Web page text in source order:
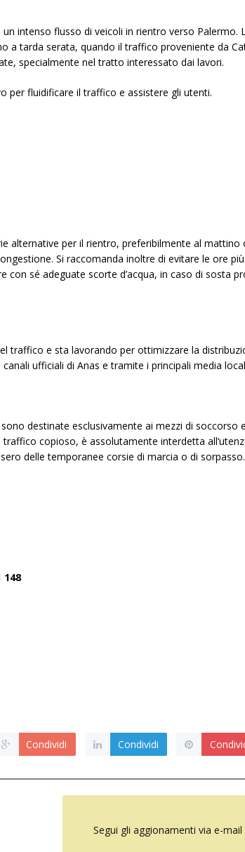
intenso flusso di veicoli in rientro verso Palermo.
a tarda serata, quando il traffico proveniente da
specialmente nel tratto interessato dai lavori.
per fluidificare il traffico e assistere gli utenti.
alternative per il rientro, preferibilmente al mattino
Si raccomanda inoltre di evitare le ore
con sé adeguate scorte d’acqua, in caso di sosta
traffico e sta lavorando per ottimizzare la
ufficiali di Anas e tramite i principali media
destinate esclusivamente ai mezzi di soccorso
copioso, è assolutamente interdetta
delle temporanee corsie di marcia o di sorpasso.
148
Condividi Condividi
Segui gli aggionamenti via e-mail